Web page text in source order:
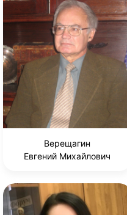
Верещагин
Евгений Михайлович